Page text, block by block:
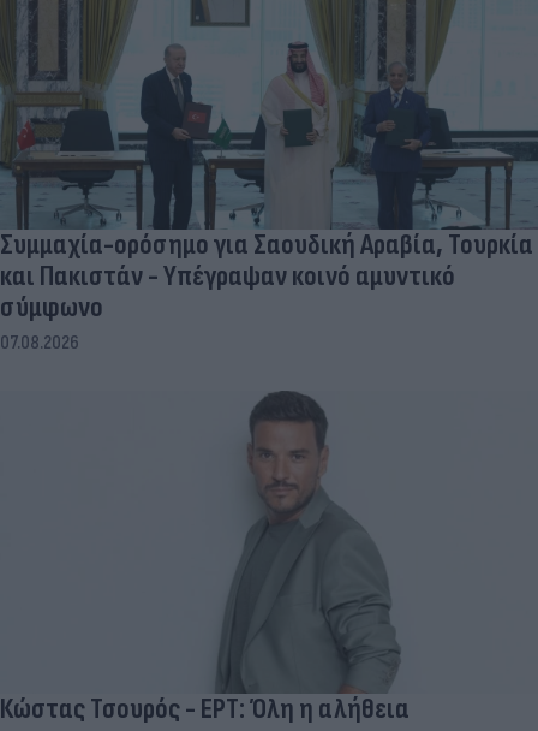
Συμμαχία-ορόσημο για Σαουδική Αραβία, Τουρκία
και Πακιστάν - Υπέγραψαν κοινό αμυντικό
σύμφωνο
07.08.2026
Κώστας Τσουρός - ΕΡΤ: Όλη η αλήθεια